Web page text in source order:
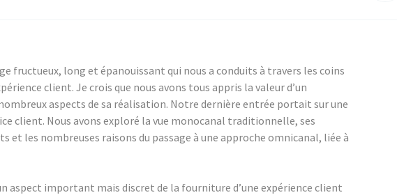
fructueux, long et épanouissant qui nous a conduits à travers les coins
client. Je crois que nous avons tous appris la valeur d’un
aspects de sa réalisation. Notre dernière entrée portait sur une
client. Nous avons exploré la vue monocanal traditionnelle, ses
et les nombreuses raisons du passage à une approche omnicanal, liée à
aspect important mais discret de la fourniture d’une expérience client